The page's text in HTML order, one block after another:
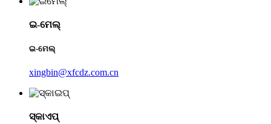
ଇ-ମେଲ୍
ଇ-ମେଲ୍
xingbin@xfcdz.com.cn
ସ୍କାଏପ୍